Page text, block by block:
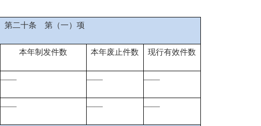
第二十条 第（一）项
本年制 发件数 本年废止件数 现行有效件数
—— —— ——
—— —— ——